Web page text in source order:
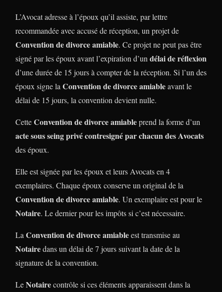
L’Avocat adresse à l’époux qu’il assiste, par lettre
recommandée avec accusé de réception, un projet de
Convention de divorce amiable. Ce projet ne peut pas être
signé par les époux avant l’expiration d’undélai de réflexion
d’une durée de 15 jours à compter de la réception. Si l’un des
époux signe laConvention de divorce amiableavant le
délai de 15 jours, la convention devient nulle.
CetteConvention de divorce amiableprend la forme d’un
acte sous seing privé contresigné par chacun des Avocats
des époux.
Elle est signée par les époux et leurs Avocats en 4
exemplaires. Chaque époux conserve un original de la
Convention de divorce amiable. Un exemplaire est pour le
Notaire. Le dernier pour les impôts si c’est nécessaire.
LaConvention de divorce amiableest transmise au
Notairedans un délai de 7 jours suivant la date de la
signature de la convention.
LeNotairecontrôle si ces éléments apparaissent dans la